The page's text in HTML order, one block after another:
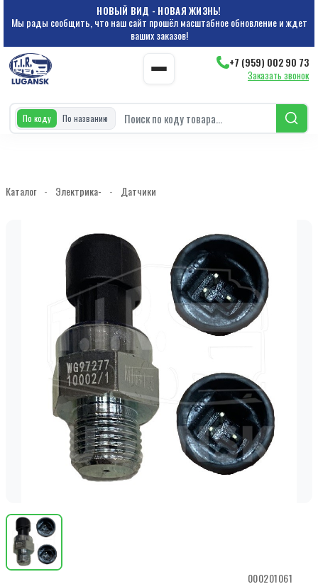
НОВЫЙ ВИД - НОВАЯ ЖИЗНЬ!
Мы рады сообщить, что наш сайт прошёл масштабное обновление и ждет
ваших заказов!
+7 (959) 002 90 73
Заказать звонок
По коду По названию
Каталог - Электрика- - Датчики
000201061